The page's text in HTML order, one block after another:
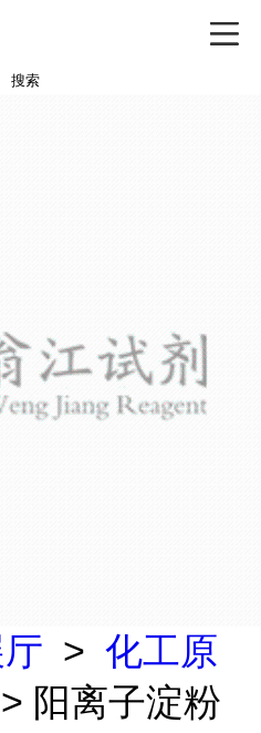
搜索
> 化工原
> 阳离子淀粉